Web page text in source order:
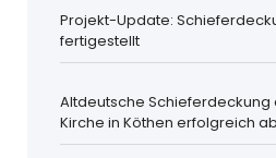
Projekt-Update:
fertigestellt
Altdeutsche Schieferdeckung
Kirche in Köthen erfolgreich